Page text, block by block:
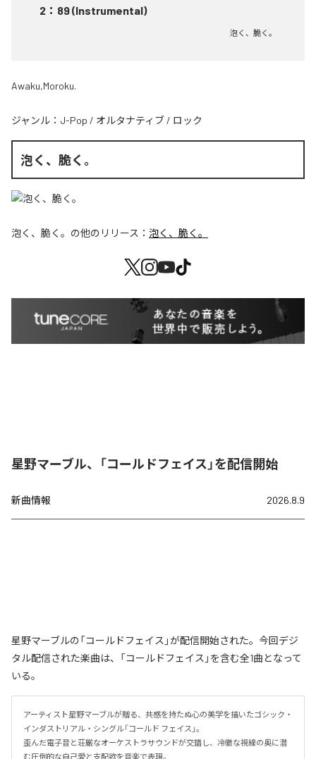
2 ： 89 (Instrumental)
泡く、脆く。
Awaku,Moroku.
ジャンル： J-Pop / オルタナティブ / ロック
泡く、脆く。
泡く、脆く。 の他のリリース： 泡く、脆く。
星野マーブル、「コールドフェイス」を配信開始
新曲情報 2026.8.9
星野マーブルの「コールドフェイス」が配信開始された。今回デジ
タル配信された楽曲は、「コールドフェイス」を含む全1曲となって
いる。
アーティスト星野マーブルが贈る、共感を持たぬ心の美学を描いたゴシック・
インダストリアル・シングル「コールド フェイス」。
歪んだ電子音と荘厳なオーケストラサウンドが交錯し、冷徹な視線の奥に潜
む圧倒的な自己愛と支配欲を音楽で表現。